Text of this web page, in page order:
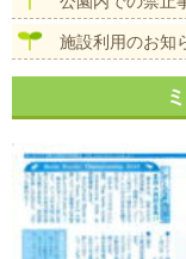
施設利用のお知